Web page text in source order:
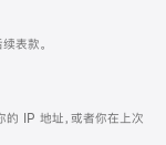
表款。
的 IP 地址，或者你在上次